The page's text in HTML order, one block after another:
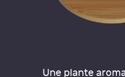
Une plante